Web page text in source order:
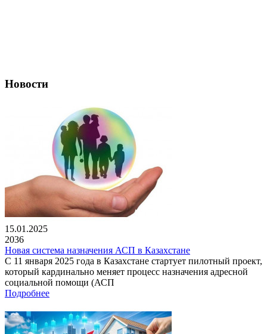
Новости
15.01.2025
2036
Новая система назначения АСП в Казахстане
С 11 января 2025 года в Казахстане стартует пилотный проект,
который кардинально меняет процесс назначения адресной
социальной помощи (АСП
Подробнее